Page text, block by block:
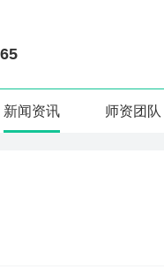
新闻资讯 师资团队